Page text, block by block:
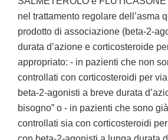
nel trattamento regolare dell’asma
prodotto di associazione (beta-2-
durata d’azione e corticosteroide
appropriato: - in pazienti che non
controllati con corticosteroidi per
beta-2-agonisti a breve durata
bisogno” o - in pazienti che sono
controllati sia con corticosteroidi